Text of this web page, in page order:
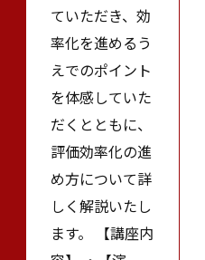
ていただき、効
率化を進めるう
えでのポイント
を体感していた
だくとともに、
評価効率化の進
め方について詳
しく解説いたし
ます。 【講座内